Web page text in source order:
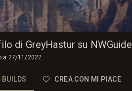
di GreyHastur su NWGuide
a 27/11/2022
BUILDS CREA CON MI PIACE